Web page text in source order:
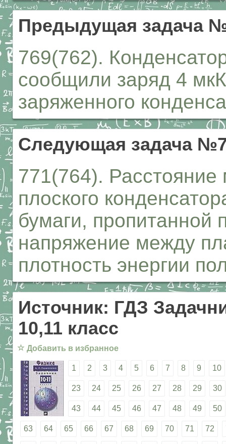
Предыдущая задача
769(762).
сообщили заряд 4
заряженного
Следующая задача
771(764).
плоского
бумаги,
напряжение между
плотность энергии
Источник: ГДЗ
10,11 класс
☆ Добавить в избранное
1 2 3 4 5 6 7 8 9 10
23 24 25 26 27 28 29 30
43 44 45 46 47 48 49 50
63 64 65 66 67 68 69 70 71 72